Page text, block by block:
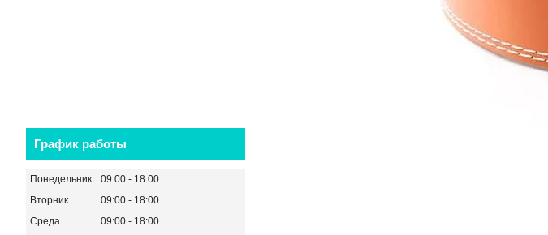
График работы
Понедельник 09:00
18:00
Вторник
09:00
18:00
Среда
09:00
18:00